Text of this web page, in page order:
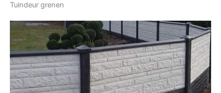
Tuindeur grenen